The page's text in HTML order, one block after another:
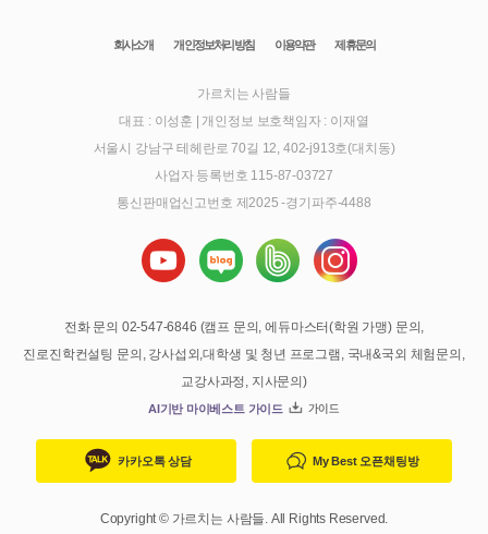
회사소개 개인정보처리방침 이용약관 제휴문의
가르치는 사람들
대표 : 이성훈
개인정보 보호책임자 : 이재열
서울시 강남구 테헤란로 70길 12, 402-j913호(대치동)
사업자 등록번호 115-87-03727
통신판매업신고번호 제2025 -경기파주-4488
전화 문의 02-547-6846 (캠프 문의, 에듀마스터(학원 가맹) 문의,
진로진학컨설팅 문의, 강사섭외,대학생 및 청년 프로그램, 국내&국외 체험문의,
교강사과정, 지사문의)
AI기반 마이베스트 가이드 가이드
카카오톡 상담 My Best 오픈채팅방
Copyright © 가르치는 사람들. All Rights Reserved.